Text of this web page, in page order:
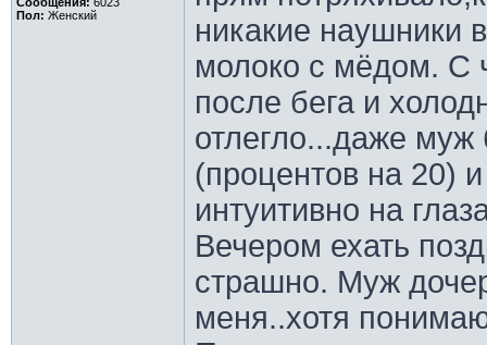
Пол: Женский
никакие наушники
молоко с мёдом. С
после бега и
отлегло...даже
(процентов на 20)
интуитивно на
Вечером ехать
страшно. Муж
меня..хотя